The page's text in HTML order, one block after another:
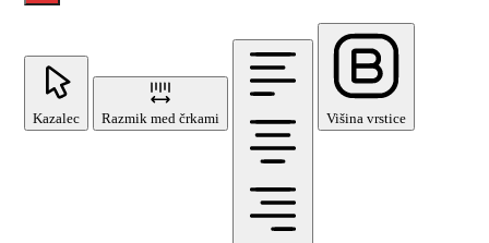
Kazalec Razmik med črkami Višina vrstice